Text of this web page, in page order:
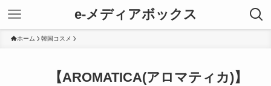
e-メディアボックス
ホーム 韓国コスメ
【AROMATICA(アロマティカ)】